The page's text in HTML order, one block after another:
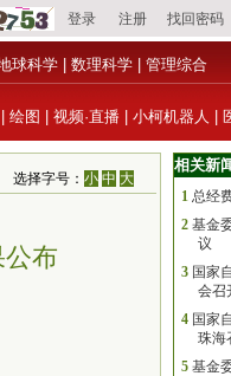
球科学 数理科学 管理综合
绘图 视频·直播 小柯机器人
选择字号：小 中 大
布
相关新
1 总经
2 基金
议
3 国家
会召
4 国家
珠海
5 基金